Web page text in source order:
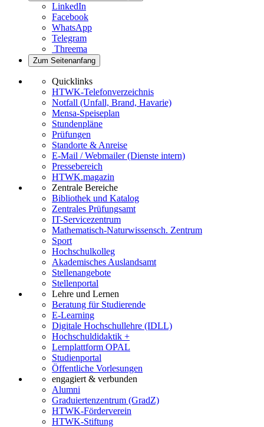
LinkedIn
Facebook
WhatsApp
Telegram
Threema
Zum Seitenanfang
Quicklinks
HTWK-Telefonverzeichnis
Notfall (Unfall, Brand, Havarie)
Mensa-Speiseplan
Stundenpläne
Prüfungen
Standorte & Anreise
E-Mail / Webmailer (Dienste intern)
Pressebereich
HTWK.magazin
Zentrale Bereiche
Bibliothek und Katalog
Zentrales Prüfungsamt
IT-Servicezentrum
Mathematisch-Naturwissensch. Zentrum
Sport
Hochschulkolleg
Akademisches Auslandsamt
Stellenangebote
Stellenportal
Lehre und Lernen
Beratung für Studierende
E-Learning
Digitale Hochschullehre (IDLL)
Hochschuldidaktik +
Lernplattform OPAL
Studienportal
Öffentliche Vorlesungen
engagiert & verbunden
Alumni
Graduiertenzentrum (GradZ)
HTWK-Förderverein
HTWK-Stiftung